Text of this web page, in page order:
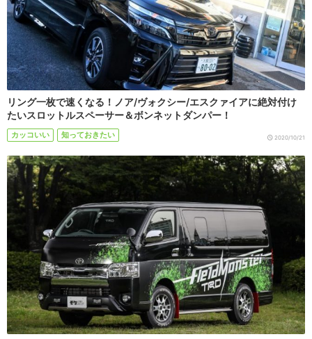
リング一枚で速くなる！ノア/ヴォクシー/エスクァイアに絶対付け
たいスロットルスペーサー＆ボンネットダンパー！
カッコいい 知っておきたい 2020/10/21